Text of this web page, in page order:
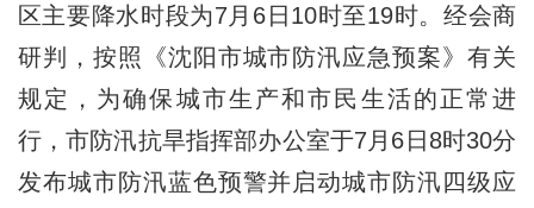
区主要降水时段为7月6日10时至19时。经会商
研判，按照《沈阳市城市防汛应急预案》有关
规定，为确保城市生产和市民生活的正常进
行，市防汛抗旱指挥部办公室于7月6日8时30分
发布城市防汛蓝色预警并启动城市防汛四级应